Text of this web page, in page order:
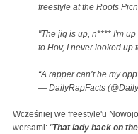
freestyle at the Roots
"The jig is up, n**** I'm
to Hov, I never looked up
“A rapper can’t be my
— DailyRapFacts
Wcześniej we freestyle'u
wersami: "That lady back on